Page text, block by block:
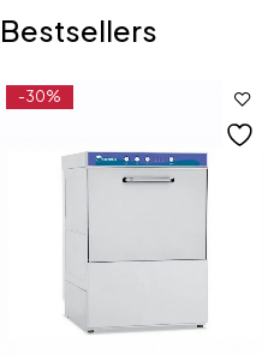
Bestsellers
-30%